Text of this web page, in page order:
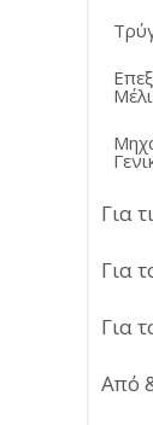
Για
Για
Για
Από